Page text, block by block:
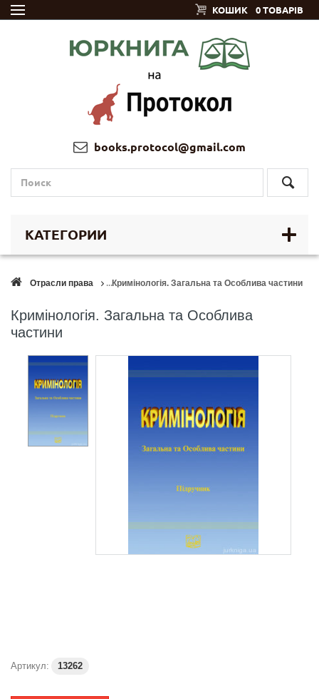
КОШИК 0 ТОВАРІВ
books.protocol@gmail.com
КАТЕГОРИИ
Отрасли права Кримінологія. Загальна та Особлива частини
Кримінологія. Загальна та Особлива
частини
Артикул: 13262